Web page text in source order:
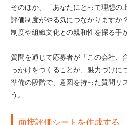
そのほか、「あなたにとって理想の
評価制度がやる気につながりますか
制度や組織文化との親和性を探る手
質問を通じて応募者が「この会社、
っかけをつくることが、魅力づけに
準備の段階で、意図を持った質問リ
う。
面接評価シートを作成する